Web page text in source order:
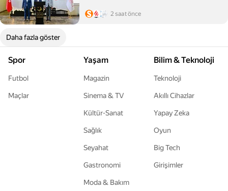
2 saat önce
Daha fazla göster
Spor
Futbol
Maçlar
Yaşam
Magazin
Sinema & TV
Kültür-Sanat
Sağlık
Seyahat
Gastronomi
Moda & Bakım
Bilim & Teknoloji
Teknoloji
Akıllı Cihazlar
Yapay Zeka
Oyun
Big Tech
Girişimler